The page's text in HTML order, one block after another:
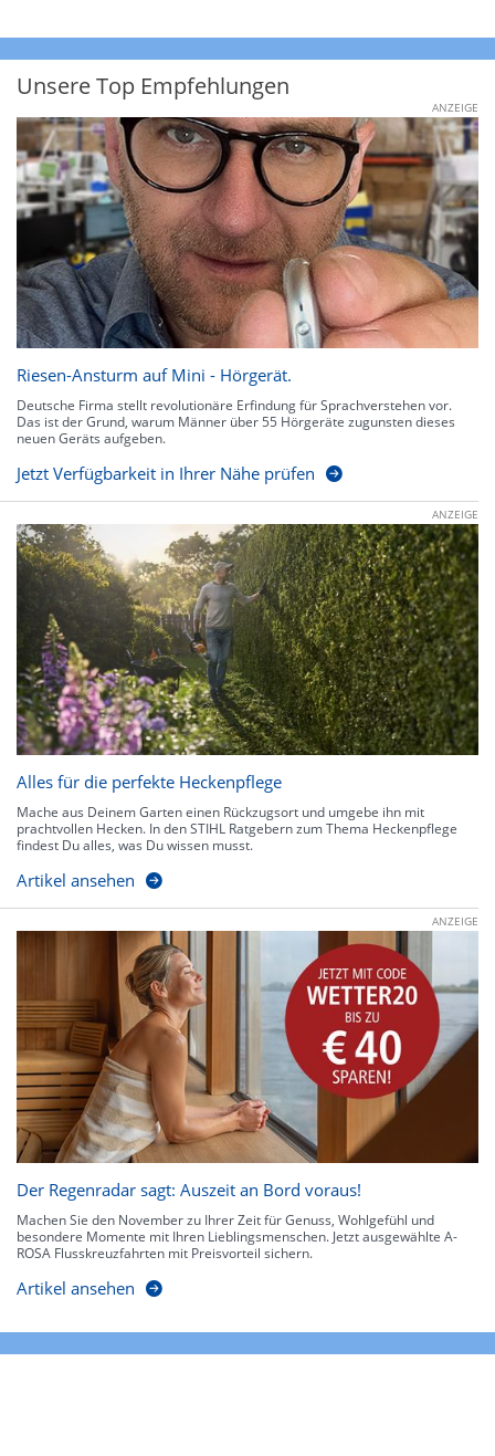
Unsere Top Empfehlungen
ANZEIGE
Riesen-Ansturm auf Mini - Hörgerät.
Deutsche Firma stellt revolutionäre Erfindung für Sprachverstehen vor.
Das ist der Grund, warum Männer über 55 Hörgeräte zugunsten dieses
neuen Geräts aufgeben.
Jetzt Verfügbarkeit in Ihrer Nähe prüfen
ANZEIGE
Alles für die perfekte Heckenpflege
Mache aus Deinem Garten einen Rückzugsort und umgebe ihn mit
prachtvollen Hecken. In den STIHL Ratgebern zum Thema Heckenpflege
findest Du alles, was Du wissen musst.
Artikel ansehen
ANZEIGE
Der Regenradar sagt: Auszeit an Bord voraus!
Machen Sie den November zu Ihrer Zeit für Genuss, Wohlgefühl und
besondere Momente mit Ihren Lieblingsmenschen. Jetzt ausgewählte A-
ROSA Flusskreuzfahrten mit Preisvorteil sichern.
Artikel ansehen